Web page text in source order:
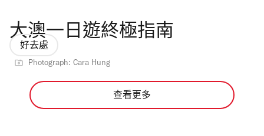
大澳一日遊終極指南
好去處
Photograph: Cara Hung
查看更多